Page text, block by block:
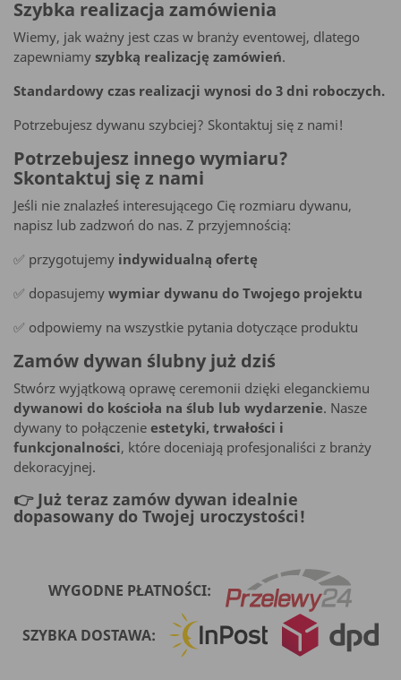
Szybka realizacja zamówienia
Wiemy, jak ważny jest czas w branży eventowej, dlatego
zapewniamy szybką realizację zamówień.
Standardowy czas realizacji wynosi do 3 dni roboczych.
Potrzebujesz dywanu szybciej? Skontaktuj się z nami!
Potrzebujesz innego wymiaru?
Skontaktuj się z nami
Jeśli nie znalazłeś interesującego Cię rozmiaru dywanu,
napisz lub zadzwoń do nas. Z przyjemnością:
✅ przygotujemy indywidualną ofertę
✅ dopasujemy wymiar dywanu do Twojego projektu
✅ odpowiemy na wszystkie pytania dotyczące produktu
Zamów dywan ślubny już dziś
Stwórz wyjątkową oprawę ceremonii dzięki eleganckiemu
dywanowi do kościoła na ślub lub wydarzenie. Nasze
dywany to połączenie estetyki, trwałości i
funkcjonalności, które doceniają profesjonaliści z branży
dekoracyjnej.
👉 Już teraz zamów dywan idealnie
dopasowany do Twojej uroczystości!
WYGODNE PŁATNOŚCI:
SZYBKA DOSTAWA: